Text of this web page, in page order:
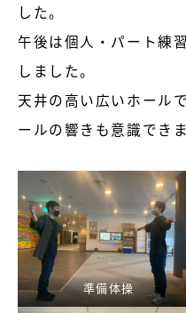
した。
午後は個人・パート練
しました。
天井の高い広いホール
ールの響きも意識できま
準備体操